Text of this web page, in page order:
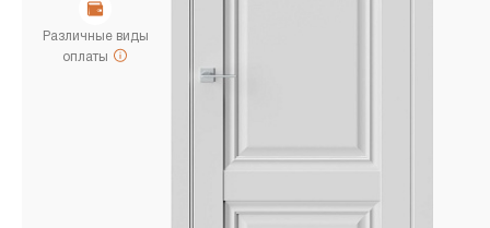
Различные виды
оплаты